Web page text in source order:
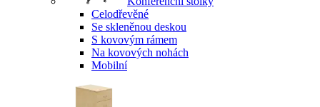
Celodřevěné
Se skleněnou deskou
S kovovým rámem
Na kovových nohách
Mobilní